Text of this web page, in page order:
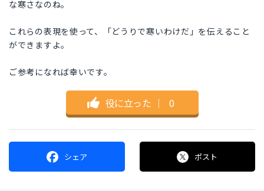
な寒さなのね。
これらの表現を使って、「どうりで寒いわけだ」を伝えること
ができますよ。
ご参考になれば幸いです。
役に立った ｜ 0
シェア ポスト